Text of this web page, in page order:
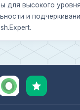
для высокого
и